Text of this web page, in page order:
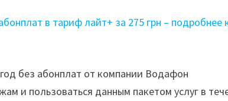
в тариф лайт+ за 275 грн – подробнее
без абонплат от компании Водафон
и пользоваться данным пакетом услуг в